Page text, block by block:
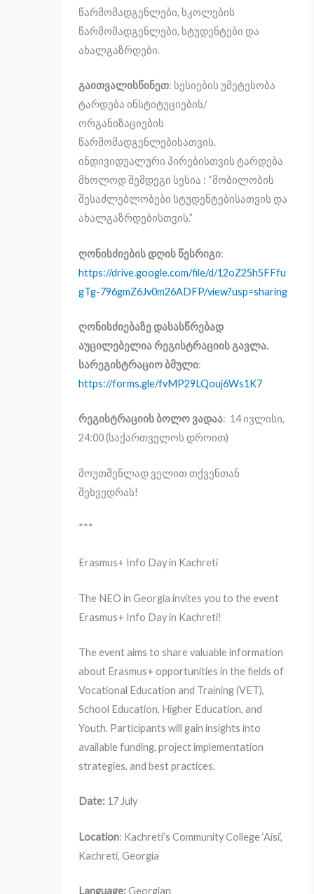
წარმომადგენლები, სკოლების
წარმომადგენლები, სტუდენტები და
ახალგაზრდები.
გაითვალისწინეთ: სესიების უმეტესობა
ტარდება ინსტიტუციების/
ორგანიზაციების
წარმომადგენლებისათვის.
ინდივიდუალური პირებისთვის ტარდება
მხოლოდ შემდეგი სესია : “მობილობის
შესაძლებლობები სტუდენტებისათვის და
ახალგაზრდებისთვის.”
ღონისძიების დღის წესრიგი:
https://drive.google.com/file/d/12oZ25h5FFfu
gTg-796gmZ6Jv0m26ADFP/view?usp=sharing
ღონისძიებაზე დასასწრებად
აუცილებელია რეგისტრაციის გავლა.
სარეგისტრაციო ბმული:
https://forms.gle/fvMP29LQouj6Ws1K7
რეგისტრაციის ბოლო ვადაა: 14 ივლისი,
24:00 (საქართველოს დროით)
მოუთმენლად ველით თქვენთან
შეხვედრას!
***
Erasmus+ Info Day in Kachreti
The NEO in Georgia invites you to the event
Erasmus+ Info Day in Kachreti!
The event aims to share valuable information
about Erasmus+ opportunities in the fields of
Vocational Education and Training (VET),
School Education, Higher Education, and
Youth. Participants will gain insights into
available funding, project implementation
strategies, and best practices.
Date: 17 July
Location: Kachreti’s Community College ‘Aisi’,
Kachreti, Georgia
Language:Georgian